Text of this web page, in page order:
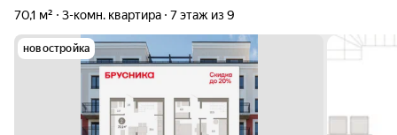
70,1 м²
3-комн. квартира 7 этаж из 9
новостройка